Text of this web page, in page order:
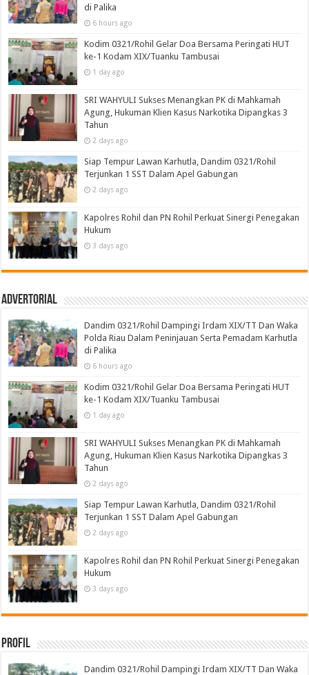
di Palika
6 hours ago
Kodim 0321/Rohil Gelar Doa Bersama Peringati HUT
ke-1 Kodam XIX/Tuanku Tambusai
1 day ago
SRI WAHYULI Sukses Menangkan PK di Mahkamah
Agung, Hukuman Klien Kasus Narkotika Dipangkas 3
Tahun
2 days ago
Siap Tempur Lawan Karhutla, Dandim 0321/Rohil
Terjunkan 1 SST Dalam Apel Gabungan
2 days ago
Kapolres Rohil dan PN Rohil Perkuat Sinergi Penegakan
Hukum
3 days ago
Advertorial
Dandim 0321/Rohil Dampingi Irdam XIX/TT Dan Waka
Polda Riau Dalam Peninjauan Serta Pemadam Karhutla
di Palika
6 hours ago
Kodim 0321/Rohil Gelar Doa Bersama Peringati HUT
ke-1 Kodam XIX/Tuanku Tambusai
1 day ago
SRI WAHYULI Sukses Menangkan PK di Mahkamah
Agung, Hukuman Klien Kasus Narkotika Dipangkas 3
Tahun
2 days ago
Siap Tempur Lawan Karhutla, Dandim 0321/Rohil
Terjunkan 1 SST Dalam Apel Gabungan
2 days ago
Kapolres Rohil dan PN Rohil Perkuat Sinergi Penegakan
Hukum
3 days ago
Profil
Dandim 0321/Rohil Dampingi Irdam XIX/TT Dan Waka